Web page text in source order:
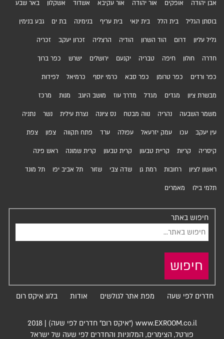
אבן יהודה אופקים אור יהודה אור עקיבא אשדוד אשקלון באר שבע
בוסתן הגליל בית הלל בית ינאי בית עריף בנימינה בת ים גבע בנימין
גליל עליון דרום הוד השרון הודיה הרצליה זכרון יעקב זכריה
חדרה חולון חיפה טבריה יקנעם ירושלים ישרש כפר ברוך
כפר ורדים כפר טרומן כפר סבא כרמי יוסף כרמיאל לפידות
מבשרת ציון מגדים מגדל מדרך עוז מושב היוגב מנות מרכז
משמר השבעה נהריה נווה מבטח נס ציונה נצרת עילית נשר נתניה
עין יעקב עכו עמק יזרעאל עפולה ערד פתח תקווה צפון צפת
קיסריה קריות קריית טבעון קרית טבעון קרית שמונה ראש פינה
ראשון לציון רחובות רמת גן שדה צבי שזור תל אביב יפו תל מונד
תלמי בילו מאמרים
חיפוש באתר
חיפוש
חדרים לפי שעה מפת אתר לגולשים אודות בלוג איקס רום
www.EXROOM.co.il ("איקס רום" חדרים לפי שעה) |
2018
פורטל, הצימרים, המלוניות והחדרים לפי שעה של ישראל